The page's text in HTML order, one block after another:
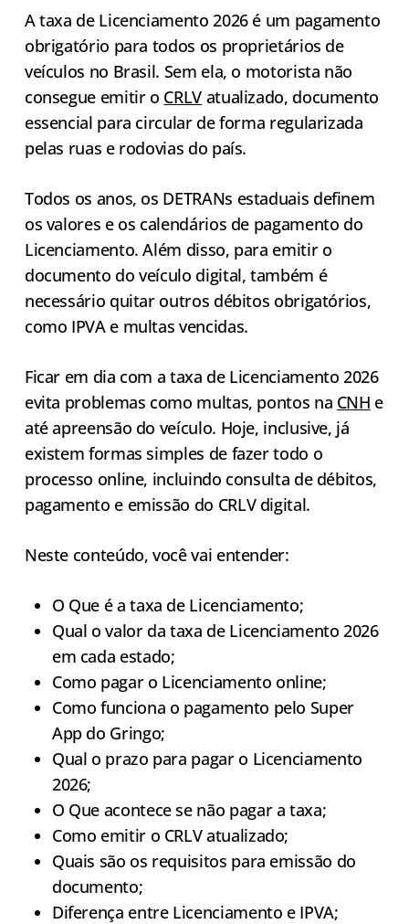
A taxa de Licenciamento 2026 é um pagamento
obrigatório para todos os proprietários de
veículos no Brasil. Sem ela, o motorista não
consegue emitir o CRLVatualizado, documento
essencial para circular de forma regularizada
pelas ruas e rodovias do país.
Todos os anos, os DETRANs estaduais definem
os valores e os calendários de pagamento do
Licenciamento. Além disso, para emitir o
documento do veículo digital, também é
necessário quitar outros débitos obrigatórios,
como IPVA e multas vencidas.
Ficar em dia com a taxa de Licenciamento 2026
evita problemas como multas, pontos na CNH e
até apreensão do veículo. Hoje, inclusive, já
existem formas simples de fazer todo o
processo online, incluindo consulta de débitos,
pagamento e emissão do CRLV digital.
Neste conteúdo, você vai entender:
O Que é a taxa de Licenciamento;
Qual o valor da taxa de Licenciamento 2026
em cada estado;
Como pagar o Licenciamento online;
Como funciona o pagamento pelo Super
App do Gringo;
Qual o prazo para pagar o Licenciamento
2026;
O Que acontece se não pagar a taxa;
Como emitir o CRLV atualizado;
Quais são os requisitos para emissão do
documento;
Diferença entre Licenciamento e IPVA;